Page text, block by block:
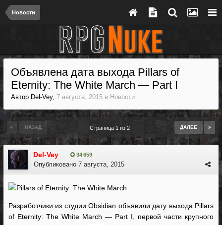
Новости
Объявлена дата выхода Pillars of
Eternity: The White March — Part I
Автор Del-Vey, 7 августа, 2015 в Новости
НАЗАД ДАЛЕЕ
Страница 1 из 2
Del-Vey 34 659
Опубликовано 7 августа, 2015
Разработчики из студии Obsidian объявили дату выхода Pillars
of Eternity: The White March — Part I, первой части крупного